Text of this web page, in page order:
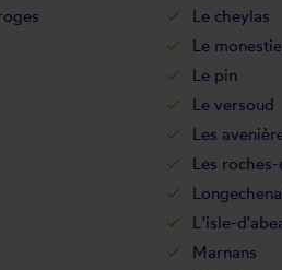
Le cheylas
Le
Le pin
Le versoud
Les
Les
L'isle-
Marnans